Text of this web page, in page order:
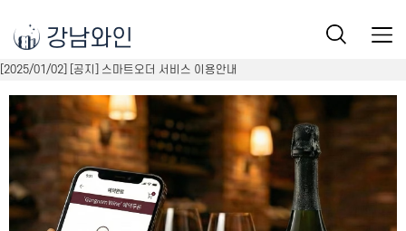
강남와인
[2025/01/02] [공지] 스마트오더 서비스 이용안내